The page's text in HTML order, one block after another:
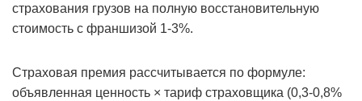
страхования грузов на полную восстановительную
стоимость с франшизой 1-3%.
Страховая премия рассчитывается по формуле:
объявленная ценность × тариф страховщика (0,3-0,8%